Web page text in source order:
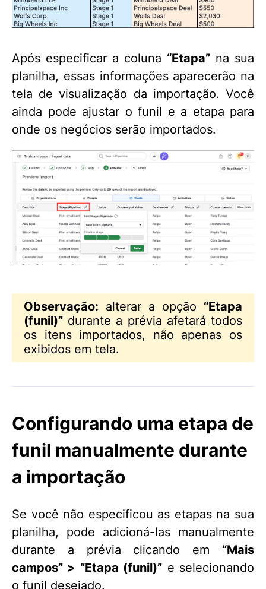
Após especificar a coluna “Etapa” na sua
planilha, essas informações aparecerão na
tela de visualização da importação. Você
ainda pode ajustar o funil e a etapa para
onde os negócios serão importados.
Observação: alterar a opção “Etapa
(funil)” durante a prévia afetará todos
os itens importados, não apenas os
exibidos em tela.
Configurando uma etapa de
funil manualmente durante
a importação
Se você não especificou as etapas na sua
planilha, pode adicioná-las manualmente
durante a prévia clicando em “Mais
campos” > “Etapa (funil)” e selecionando
o funil desejado.